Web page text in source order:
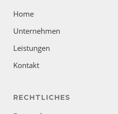
Home
Unternehmen
Leistungen
Kontakt
RECHTLICHES